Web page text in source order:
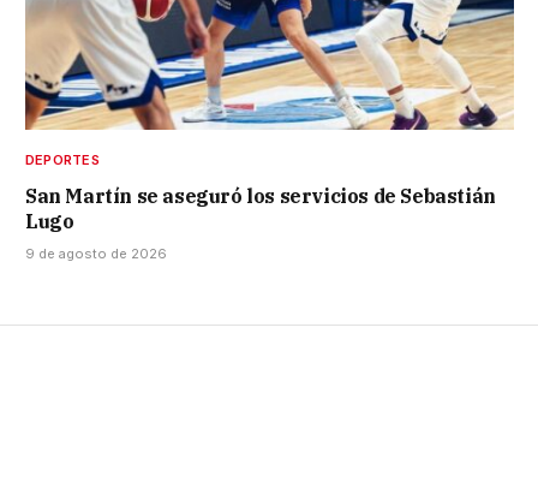
DEPORTES
San Martín se aseguró los servicios de Sebastián
Lugo
9 de agosto de 2026